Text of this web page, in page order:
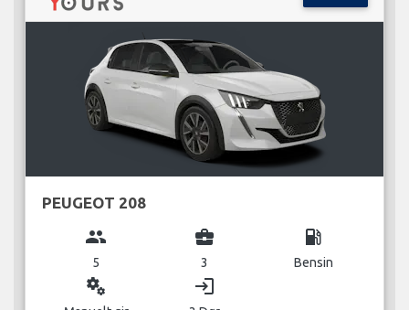
PEUGEOT 208
group
5
business_center
3
local_gas_station
Bensin
miscellaneous_services login